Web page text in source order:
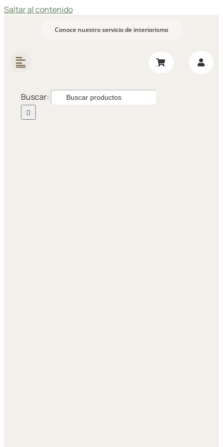
Saltar al contenido
Conoce nuestro servicio de interiorismo
Buscar: